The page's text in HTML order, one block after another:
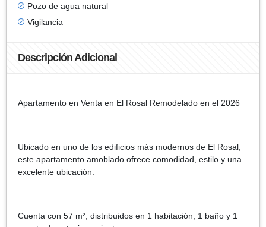
Pozo de agua natural
Vigilancia
Descripción Adicional
Apartamento en Venta en El Rosal Remodelado en el 2026
Ubicado en uno de los edificios más modernos de El Rosal,
este apartamento amoblado ofrece comodidad, estilo y una
excelente ubicación.
Cuenta con 57 m², distribuidos en 1 habitación, 1 baño y 1